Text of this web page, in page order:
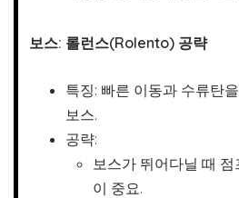
보스: 롤런스(Rolento) 공략
특징: 빠른 이동과 수류탄
보스.
공략:
보스가 뛰어다닐 때
이 중요.